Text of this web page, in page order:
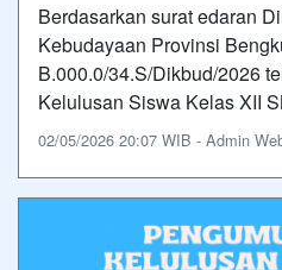
Berdasarkan surat edaran
Kebudayaan Provinsi
B.000.0/34.S/Dikbud/2026
Kelulusan Siswa Kelas XII
02/05/2026 20:07 WIB - Admin